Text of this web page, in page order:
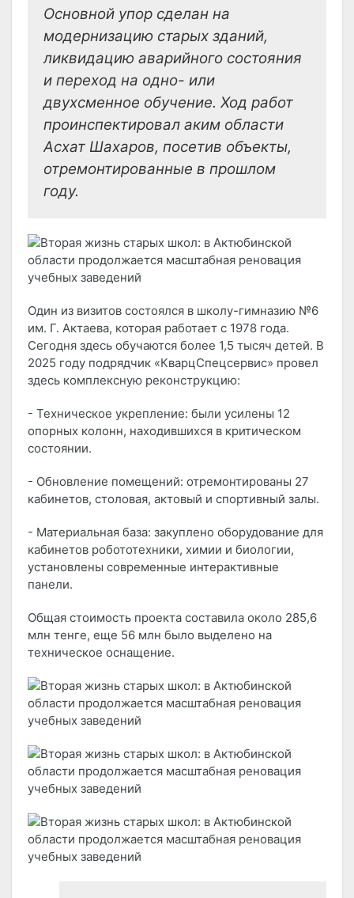
Основной упор сделан на
модернизацию старых зданий,
ликвидацию аварийного состояния
и переход на одно- или
двухсменное обучение. Ход работ
проинспектировал аким области
Асхат Шахаров, посетив объекты,
отремонтированные в прошлом
году.
Один из визитов состоялся в школу-гимназию №6
им. Г. Актаева, которая работает с 1978 года.
Сегодня здесь обучаются более 1,5 тысяч детей. В
2025 году подрядчик «КварцСпецсервис» провел
здесь комплексную реконструкцию:
- Техническое укрепление: были усилены 12
опорных колонн, находившихся в критическом
состоянии.
- Обновление помещений: отремонтированы 27
кабинетов, столовая, актовый и спортивный залы.
- Материальная база: закуплено оборудование для
кабинетов робототехники, химии и биологии,
установлены современные интерактивные
панели.
Общая стоимость проекта составила около 285,6
млн тенге, еще 56 млн было выделено на
техническое оснащение.